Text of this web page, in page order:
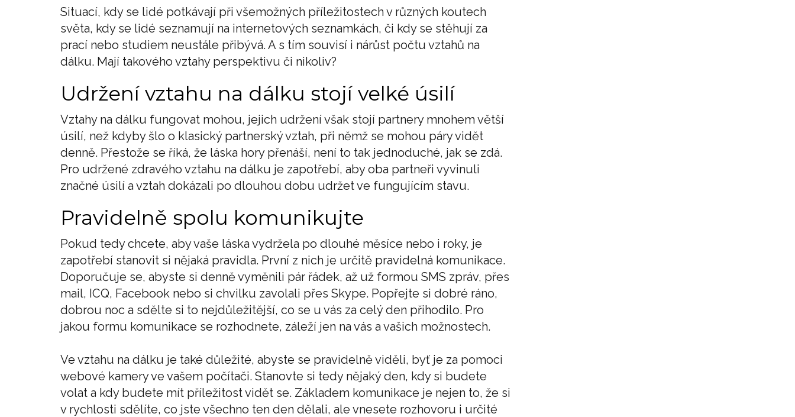
Situací, kdy se lidé potkávají při všemožných příležitostech v různých koutech
světa, kdy se lidé seznamují na internetových seznamkách, či kdy se stěhují za
prací nebo studiem neustále přibývá. A s tím souvisí i nárůst počtu vztahů na
dálku. Mají takového vztahy perspektivu či nikoliv?
Udržení vztahu na dálku stojí velké úsilí
Vztahy na dálku fungovat mohou, jejich udržení však stojí partnery mnohem větší
úsilí, než kdyby šlo o klasický partnerský vztah, při němž se mohou páry vidět
denně. Přestože se říká, že láska hory přenáší, není to tak jednoduché, jak se zdá.
Pro udržené zdravého vztahu na dálku je zapotřebí, aby oba partneři vyvinuli
značné úsilí a vztah dokázali po dlouhou dobu udržet ve fungujícím stavu.
Pravidelně spolu komunikujte
Pokud tedy chcete, aby vaše láska vydržela po dlouhé měsíce nebo i roky, je
zapotřebí stanovit si nějaká pravidla. První z nich je určitě pravidelná komunikace.
Doporučuje se, abyste si denně vyměnili pár řádek, až už formou SMS zpráv, přes
mail, ICQ, Facebook nebo si chvilku zavolali přes Skype. Popřejte si dobré ráno,
dobrou noc a sdělte si to nejdůležitější, co se u vás za celý den přihodilo. Pro
jakou formu komunikace se rozhodnete, záleží jen na vás a vašich možnostech.
Ve vztahu na dálku je také důležité, abyste se pravidelně viděli, byť je za pomoci
webové kamery ve vašem počítači. Stanovte si tedy nějaký den, kdy si budete
volat a kdy budete mít příležitost vidět se. Základem komunikace je nejen to, že si
v rychlosti sdělíte, co jste všechno ten den dělali, ale vnesete rozhovoru i určité